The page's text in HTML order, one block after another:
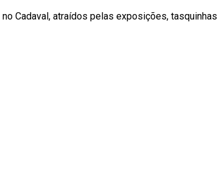
Cadaval, atraídos pelas exposições,